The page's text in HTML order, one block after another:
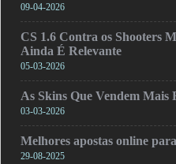
09-04-2026
CS 1.6 Contra os Shooters
Ainda É Relevante
05-03-2026
As Skins Que Vendem Mais
03-03-2026
Melhores apostas online
29-08-2025